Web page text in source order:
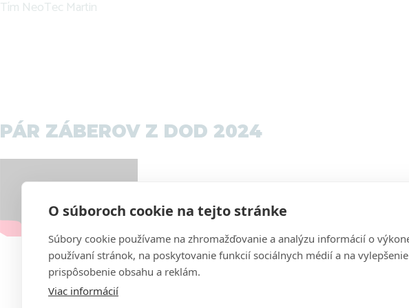
O súboroch cookie na tejto stránke
Súbory cookie používame na zhromažďovanie a analýzu informácií o
používaní stránok, na poskytovanie funkcií sociálnych médií a na
prispôsobenie obsahu a reklám.
Viac informácií
Tím NeoTec Martin
PÁR ZÁBEROV Z DOD 2024